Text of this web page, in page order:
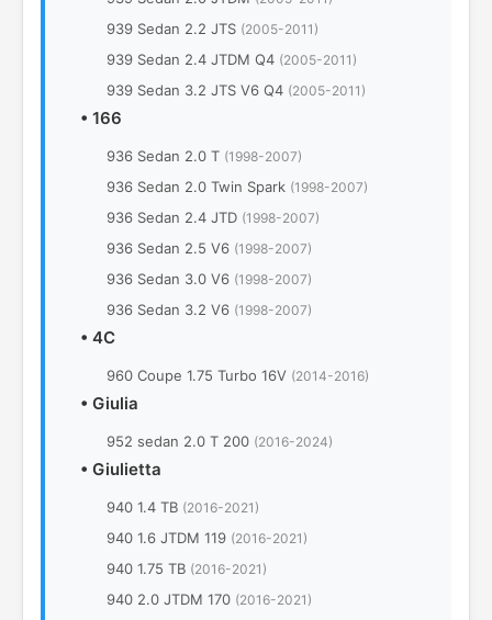
939 Sedan 2.2 JTS (2005-2011)
939 Sedan 2.4 JTDM Q4 (2005-2011)
939 Sedan 3.2 JTS V6 Q4 (2005-2011)
• 166
936 Sedan 2.0 T (1998-2007)
936 Sedan 2.0 Twin Spark (1998-2007)
936 Sedan 2.4 JTD (1998-2007)
936 Sedan 2.5 V6 (1998-2007)
936 Sedan 3.0 V6 (1998-2007)
936 Sedan 3.2 V6 (1998-2007)
• 4C
960 Coupe 1.75 Turbo 16V (2014-2016)
• Giulia
952 sedan 2.0 T 200 (2016-2024)
• Giulietta
940 1.4 TB (2016-2021)
940 1.6 JTDM 119 (2016-2021)
940 1.75 TB (2016-2021)
940 2.0 JTDM 170 (2016-2021)